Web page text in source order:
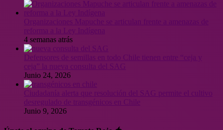
Organizaciones Mapuche se articulan frente a amenazas de
reforma a la Ley Indígena
4 semanas atrás
Defensores de semillas en todo Chile tienen entre “ceja y
ceja” la nueva consulta del SAG
Junio 24, 2026
Ciudadanía alerta que resolución del SAG permite el cultivo
desregulado de transgénicos en Chile
Junio 9, 2026